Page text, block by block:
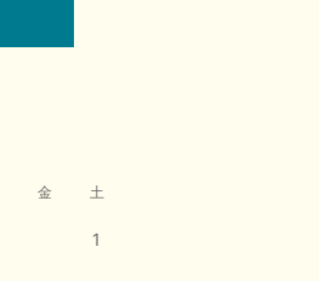
金 土
1